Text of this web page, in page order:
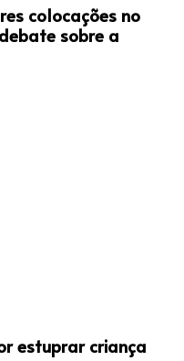
colocações no
sobre a
estuprar criança